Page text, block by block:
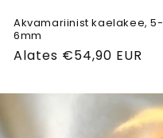
Akvamariinist kaelakee, 5-
6mm
Tavahind
Alates €54,90 EUR